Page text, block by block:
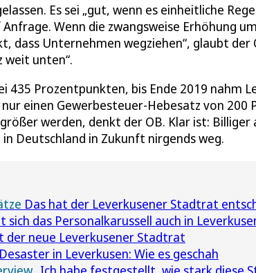
Es sei „gut, wenn es einheitliche
Wenn die zwangsweise Erhöhung
dass Unternehmen wegziehen“, glaubt der
weit unten“.
435 Prozentpunkten, bis Ende 2019 nahm
einen Gewerbesteuer-Hebesatz von
werden, denkt der OB. Klar ist: Billiger
Deutschland in Zukunft nirgends weg.
Das hat der Leverkusener Stadtrat
sich das Personalkarussell auch in
der neue Leverkusener Stadtrat
in Leverkusen: Wie es geschah